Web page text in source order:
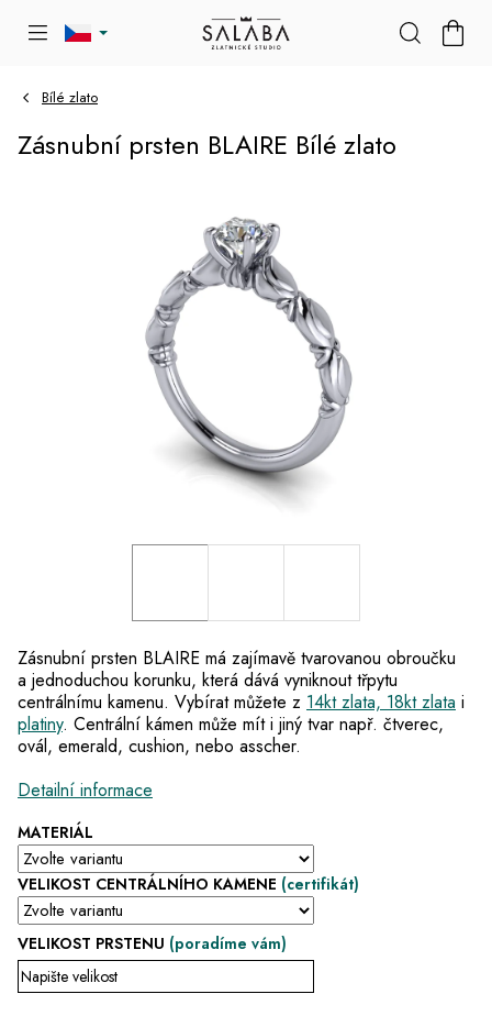
Bílé zlato
Zásnubní prsten BLAIRE Bílé zlato
MATERIÁL
VELIKOST CENTRÁLNÍHO KAMENE (certifikát)
VELIKOST PRSTENU (poradíme vám)
Zásnubní prsten BLAIRE má zajímavě tvarovanou obroučku
a jednoduchou korunku, která dává vyniknout třpytu
centrálnímu kamenu. Vybírat můžete z 14kt zlata, 18kt zlata i
platiny. Centrální kámen může mít i jiný tvar např. čtverec,
ovál, emerald, cushion, nebo asscher.
Detailní informace